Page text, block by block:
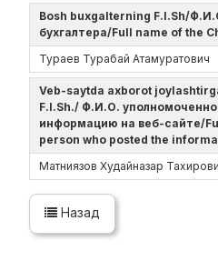
Bosh buxgalterning F.I.Sh/
бухгалтера/Full name of the
Тураев Турабай Атамуратович
Veb-saytda axborot
F.I.Sh./ Ф.И.О.
информацию на веб-сайте/
person who posted the
Матниязов Худайназар
Назад